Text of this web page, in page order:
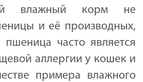
влажный корм не
и её производных,
часто является
аллергии у кошек и
примера влажного